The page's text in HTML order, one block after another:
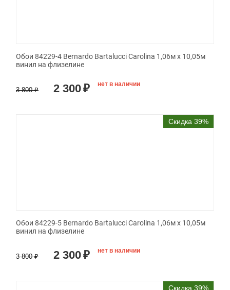
Обои 84229-4 Bernardo Bartalucci Carolina 1,06м х 10,05м
винил на флизелине
3 800 ₽ 2 300₽ нет в наличии
Скидка 39%
Обои 84229-5 Bernardo Bartalucci Carolina 1,06м х 10,05м
винил на флизелине
3 800 ₽ 2 300₽ нет в наличии
Скидка 39%